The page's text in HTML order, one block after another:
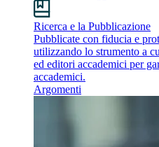
Ricerca e la Pubblicazione
Pubblicate con fiducia e
utilizzando lo strumento a
ed editori accademici per
accademici.
Argomenti